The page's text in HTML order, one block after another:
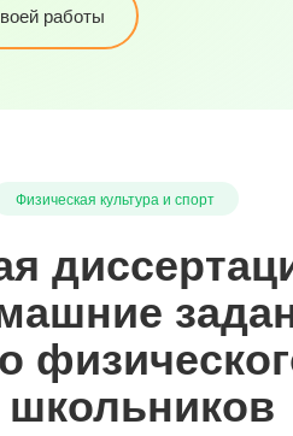
работы
Физическая культура и спорт